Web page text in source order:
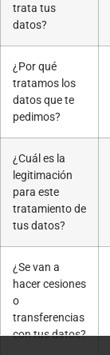
trata tus
datos?
¿Por qué
tratamos los
datos que te
pedimos?
¿Cuál es la
legitimación
para este
tratamiento de
tus datos?
¿Se van a
hacer cesiones
o
transferencias
con tus datos?